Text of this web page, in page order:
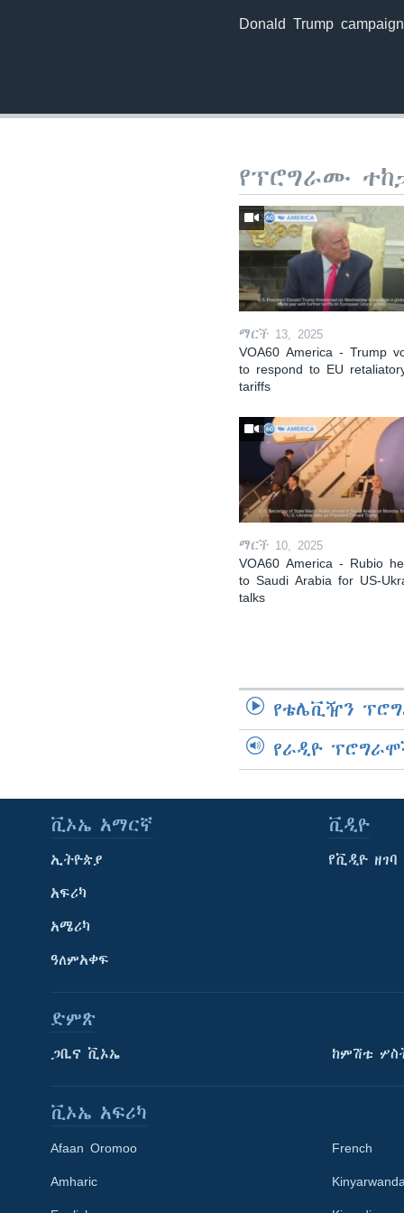
Donald Trump
የፕሮግራሙ
ማርች 13, 2025
VOA60 America - Trump
to respond to EU
tariffs
ማርች 10, 2025
VOA60 America - Rubio
to Saudi Arabia for US-
talks
የቴሌቪዥን
የራዲዮ
ቪኦኤ አማርኛ
ኢትዮጵያ
አፍሪካ
አሜሪካ
ዓለምአቀፍ
ቪዲዮ
የቪዲዮ ዘገባ
ድምጽ
ጋቢና ቪኦኤ ከምሽቱ
ቪኦኤ አፍሪካ
Afaan Oromoo
Amharic
French